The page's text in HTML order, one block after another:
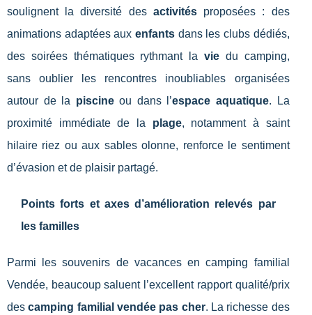
soulignent la diversité des activitésproposées : des
animations adaptées aux enfantsdans les clubs dédiés,
des soirées thématiques rythmant la vie du camping,
sans oublier les rencontres inoubliables organisées
autour de la piscineou dans l’espace aquatique. La
proximité immédiate de la plage, notamment à saint
hilaire riez ou aux sables olonne, renforce le sentiment
d’évasion et de plaisir partagé.
Points forts et axes d’amélioration relevés par
les familles
Parmi les souvenirs de vacances en camping familial
Vendée, beaucoup saluent l’excellent rapport qualité/prix
descamping familial vendée pas cher. La richesse des